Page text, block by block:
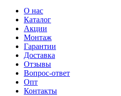
О нас
Каталог
Акции
Монтаж
Гарантии
Доставка
Отзывы
Вопрос-ответ
Опт
Контакты